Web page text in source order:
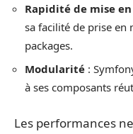
Rapidité de mise
sa facilité de prise en
packages.
Modularité :
à ses composants
Les performances